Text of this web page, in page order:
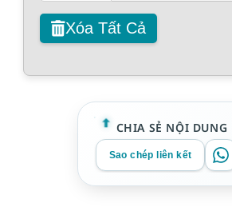
Xóa Tất Cả
CHIA SẺ NỘI DUNG
Sao chép liên kết